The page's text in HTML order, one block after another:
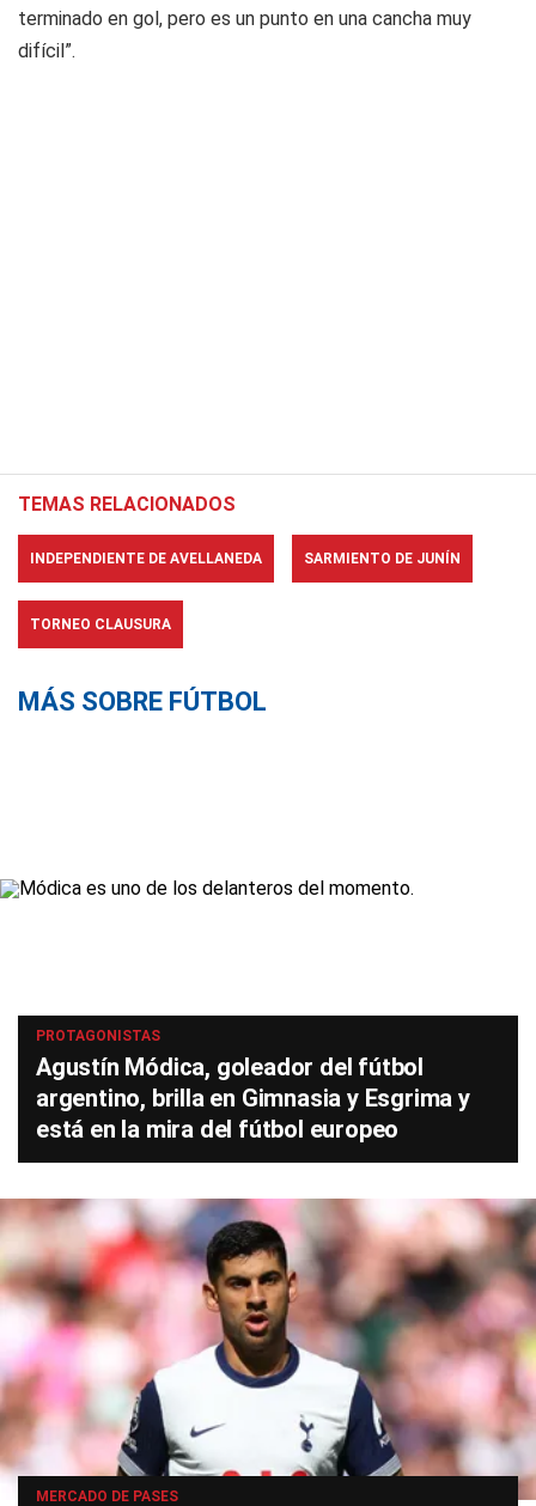
terminado en gol, pero es un punto en una cancha muy
difícil”.
TEMAS RELACIONADOS
INDEPENDIENTE DE AVELLANEDA SARMIENTO DE JUNÍN
TORNEO CLAUSURA
MÁS SOBRE FÚTBOL
PROTAGONISTAS
Agustín Módica, goleador del fútbol
argentino, brilla en Gimnasia y Esgrima y
está en la mira del fútbol europeo
MERCADO DE PASES